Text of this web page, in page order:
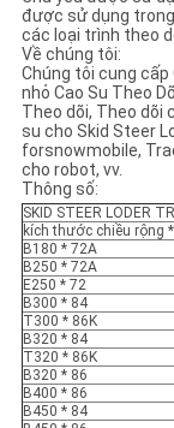
được sử dụng trong
các loại trình theo
Về chúng tôi:
Chúng tôi cung cấp
nhỏ Cao Su Theo
Theo dõi, Theo dõi
su cho Skid Steer
forsnowmobile,
cho robot, vv.
Thông số:
SKID STEER LODER
kích thước chiều rộng
B180 * 72A
B250 * 72A
E250 * 72
B300 * 84
T300 * 86K
B320 * 84
T320 * 86K
B320 * 86
B400 * 86
B450 * 84